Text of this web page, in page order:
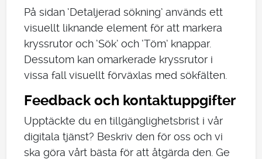
På sidan ’Detaljerad sökning’ används ett
visuellt liknande element för att markera
kryssrutor och ’Sök’ och ’Töm’ knappar.
Dessutom kan omarkerade kryssrutor i
vissa fall visuellt förväxlas med sökfälten.
Feedback och kontaktuppgifter
Upptäckte du en tillgänglighetsbrist i vår
digitala tjänst? Beskriv den för oss och vi
ska göra vårt bästa för att åtgärda den. Ge